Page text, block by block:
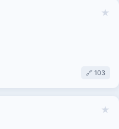
★
🔗 103
★